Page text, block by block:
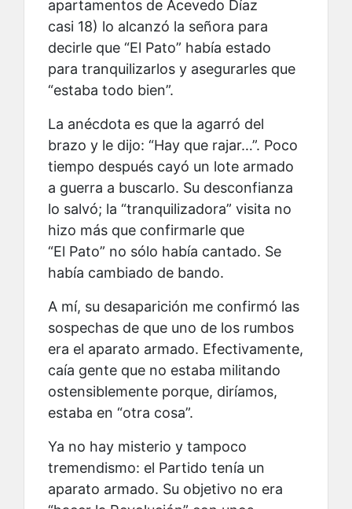
apartamentos de Acevedo Díaz
casi 18) lo alcanzó la señora para
decirle que “El Pato” había estado
para tranquilizarlos y asegurarles que
“estaba todo bien”.
La anécdota es que la agarró del
brazo y le dijo: “Hay que rajar…”. Poco
tiempo después cayó un lote armado
a guerra a buscarlo. Su desconfianza
lo salvó; la “tranquilizadora” visita no
hizo más que confirmarle que
“El Pato” no sólo había cantado. Se
había cambiado de bando.
A mí, su desaparición me confirmó las
sospechas de que uno de los rumbos
era el aparato armado. Efectivamente,
caía gente que no estaba militando
ostensiblemente porque, diríamos,
estaba en “otra cosa”.
Ya no hay misterio y tampoco
tremendismo: el Partido tenía un
aparato armado. Su objetivo no era